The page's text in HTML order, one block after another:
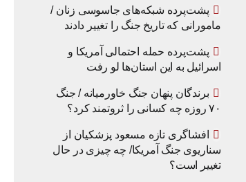
پشت‌پرده شبکه‌های جاسوسی زنان /
مامورانی که تاریخ جنگ را تغییر دادند
پشت‌پرده حمله احتمالی آمریکا و
اسرائیل به این استان‌ها لو رفت
برندگان پنهان جنگ خاورمیانه / جنگ
۷۰ روزه چه کسانی را ثروتمند کرد؟
افشاگری تازه مسعود پزشکیان از
سناریوی جنگ آمریکا/ چه چیزی در حال
تغییر است؟